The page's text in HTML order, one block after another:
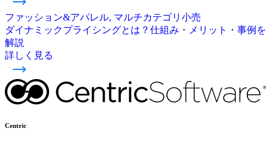
ファッション&アパレル, マルチカテゴリ小売
ダイナミックプライシングとは？仕組み・メリット・事例を
解説
詳しく見る
Centric